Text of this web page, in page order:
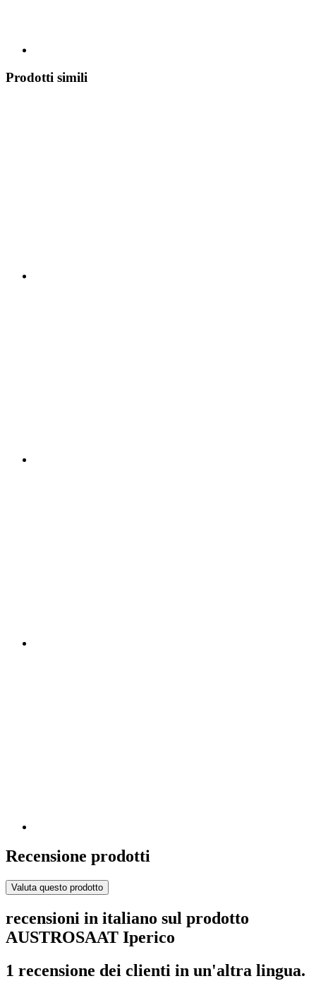
Prodotti simili
Recensione prodotti
Valuta questo prodotto
recensioni in italiano sul prodotto
AUSTROSAAT Iperico
1 recensione dei clienti in un'altra lingua.